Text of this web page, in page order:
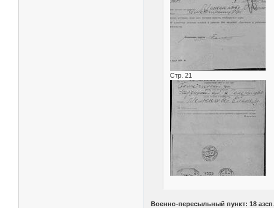
Стр. 21
Военно-пересыльный пункт: 18 азсп